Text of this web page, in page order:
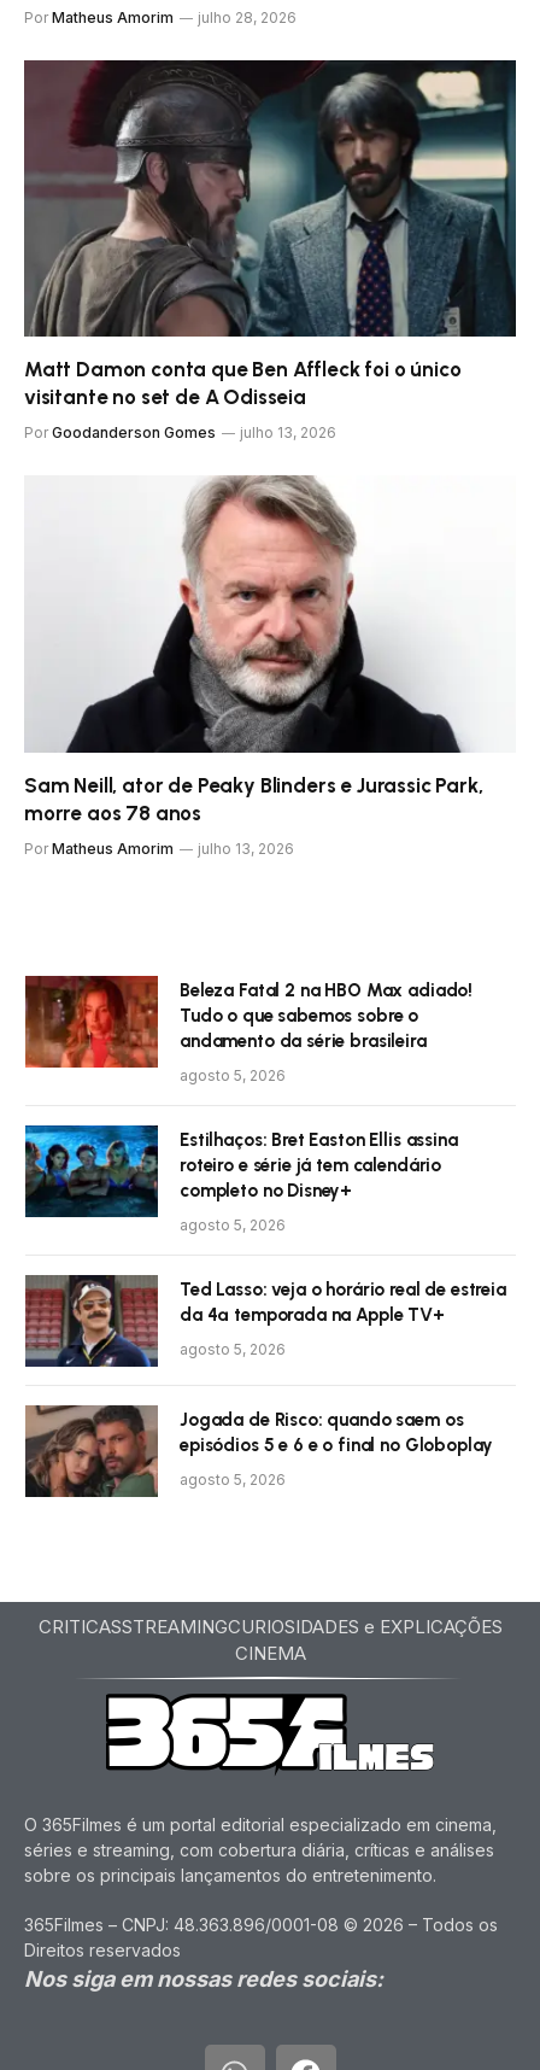
Por Matheus Amorim julho 28, 2026
Matt Damon conta que Ben Affleck foi o único
visitante no set de A Odisseia
Por Goodanderson Gomes julho 13, 2026
Sam Neill, ator de Peaky Blinders e Jurassic Park,
morre aos 78 anos
Por Matheus Amorim julho 13, 2026
Beleza Fatal 2 na HBO Max adiado!
Tudo o que sabemos sobre o
andamento da série brasileira
agosto 5, 2026
Estilhaços: Bret Easton Ellis assina
roteiro e série já tem calendário
completo no Disney+
agosto 5, 2026
Ted Lasso: veja o horário real de estreia
da 4ª temporada na Apple TV+
agosto 5, 2026
Jogada de Risco: quando saem os
episódios 5 e 6 e o final no Globoplay
agosto 5, 2026
CRITICASSTREAMINGCURIOSIDADES e EXPLICAÇÕES
CINEMA
O 365Filmes é um portal editorial especializado em cinema,
séries e streaming, com cobertura diária, críticas e análises
sobre os principais lançamentos do entretenimento.
365Filmes – CNPJ: 48.363.896/0001-08 © 2026 – Todos os
Direitos reservados
Nos siga em nossas redes sociais: